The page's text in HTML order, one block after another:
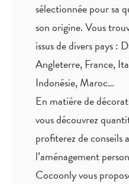
sélectionnée pour sa
son origine. Vous
issus de divers pays :
Angleterre, France,
Indonésie, Maroc…
En matière de
vous découvrez
profiterez deconseils
l’aménagement
Cocoonly vous